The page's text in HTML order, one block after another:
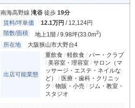
南海高野線 滝谷 徒歩 19分
賃料/坪単価
12.1万円 / 12,124円
階数/面積
地上1階 / 9.98坪(33.0m2)
所在地
大阪狭山市大野台4
出店可能業態
重飲食 軽飲食
バー・クラブ
美容室・理容室
サロン（マ
ッサージ・エステ・ネイルな
ど）
医療・歯科・クリニッ
ク
物販・小売
ジム・教室・
スタジオ